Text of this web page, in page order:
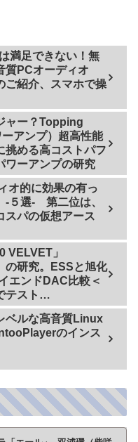
満足できない！無
質PCオーディオ
ご紹介、スマホで操
ャー？Topping
アンプ）超高性能
挑める高コストパフ
ワーアンプの研究
オ的に効果の有っ
５選- 第二位は、
スパの仮想アース
VELVET」
の研究。ESSと旭化
エンドDAC比較＜
テスト
Vs AK4499EX】＞
ベルな高音質Linux
のインス